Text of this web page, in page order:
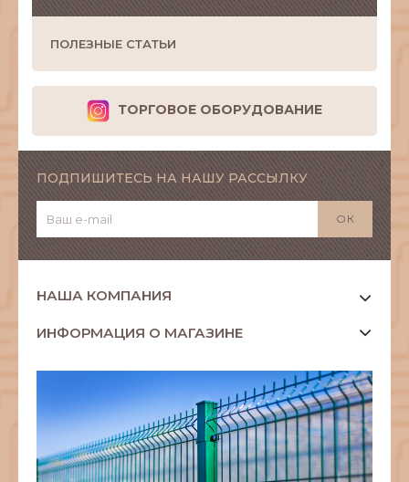
ПОЛЕЗНЫЕ СТАТЬИ
ТОРГОВОЕ ОБОРУДОВАНИЕ
ПОДПИШИТЕСЬ НА НАШУ РАССЫЛКУ
НАША КОМПАНИЯ
ИНФОРМАЦИЯ О МАГАЗИНЕ